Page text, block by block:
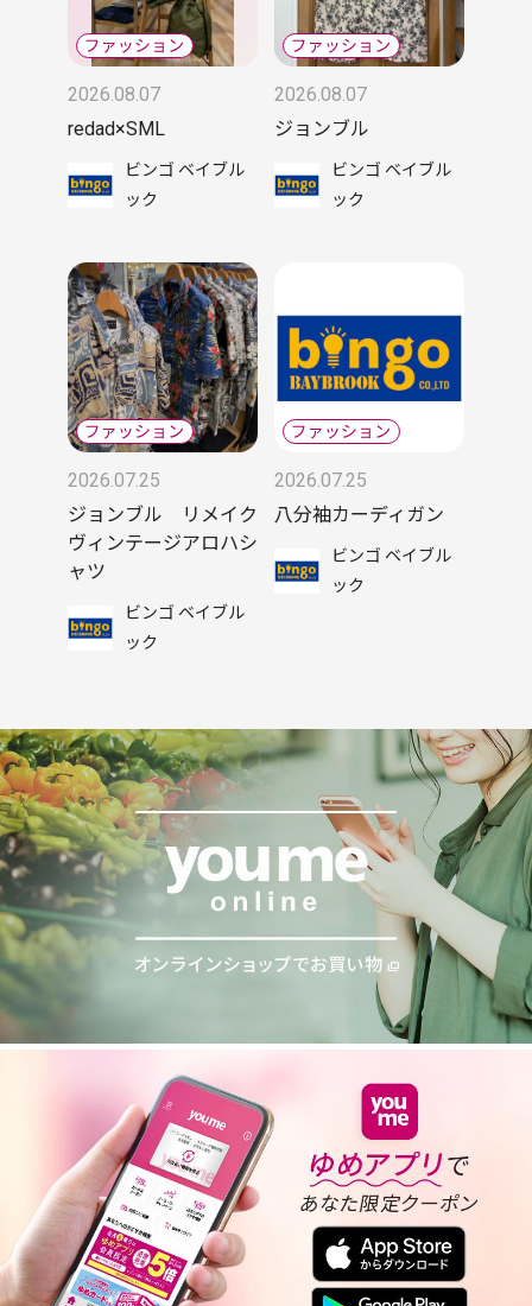
2026.08.07
redad×SML
ビンゴ ベイブル
ック
2026.08.07
ジョンブル
ビンゴ ベイブル
ック
2026.07.25
ジョンブル リメイク
ヴィンテージアロハシ
ャツ
ビンゴ ベイブル
ック
2026.07.25
八分袖カーディガン
ビンゴ ベイブル
ック